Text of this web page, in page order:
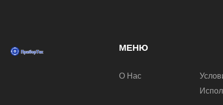
МЕНЮ
О Нас